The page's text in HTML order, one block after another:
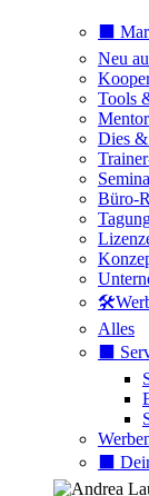
⬛️
Neu
Tools
Dies &
Büro-
Alles
⬛️
⬛️